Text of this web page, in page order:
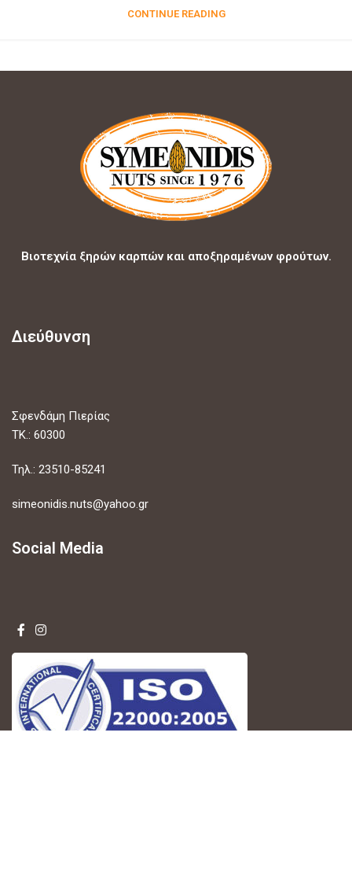
CONTINUE READING
Βιοτεχνία ξηρών καρπών και αποξηραμένων φρούτων.
Διεύθυνση
Σφενδάμη Πιερίας
ΤΚ.: 60300
Τηλ.: 23510-85241
simeonidis.nuts@yahoo.gr
Social Media